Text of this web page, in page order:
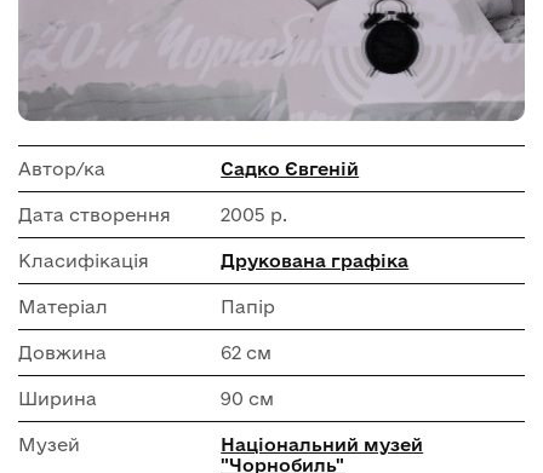
Автор/ка Садко Євгеній
Дата створення 2005 р.
Класифікація Друкована графіка
Матеріал Папір
Довжина 62 см
Ширина 90 см
Музей
Національний музей
"Чорнобиль"